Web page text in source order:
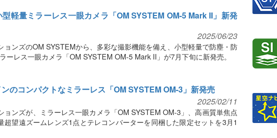
軽量ミラーレス一眼カメラ「OM SYSTEM OM-5 Mark II」新発
2025/06/23
ョンズのOM SYSTEMから、多彩な撮影機能を備え、小型軽量で防塵・防
ーレス一眼カメラ「OM SYSTEM OM-5 Mark II」が7月下旬に新発売。
のコンパクトなミラーレス「OM SYSTEM OM-3」新発売
2025/02/11
ョンズが、ミラーレス一眼カメラ「OM SYSTEM OM-3」、高画質単焦点
超望遠ズームレンズ1点とテレコンバーターを同梱した限定セットを3月1